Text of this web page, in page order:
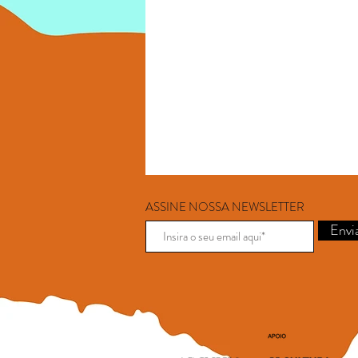
ASSINE NOSSA NEWSLETTER